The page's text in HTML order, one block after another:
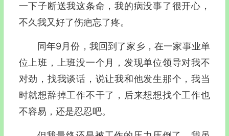
一下子断送我这条命，我的病没事了很开心，
不久我又好了伤疤忘了疼。
同年9月份，我回到了家乡，在一家事业单
位上班，上班没一个月，发现单位领导对我不
对劲，找我谈话，说让我和他发生那个，我当
时就想辞掉工作不干了，后来想想找个工作也
不容易，还是忍忍吧。